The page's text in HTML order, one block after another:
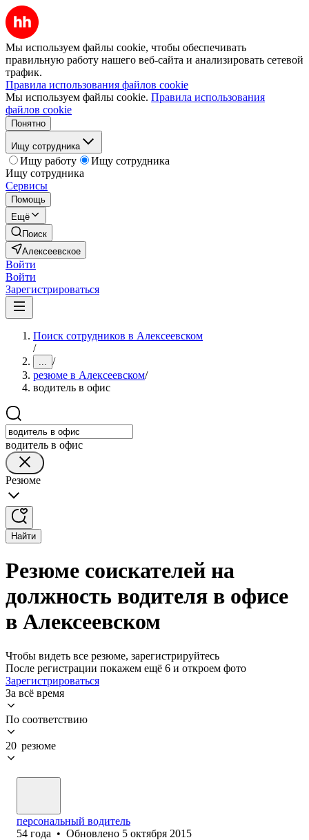
Мы используем файлы cookie, чтобы обеспечивать
правильную работу нашего веб-сайта и анализировать сетевой
трафик.
Правила использования файлов cookie
Мы используем файлы cookie. Правила использования
файлов cookie
Понятно
Ищу сотрудника
Ищу работу
Ищу сотрудника
Ищу сотрудника
Сервисы
Помощь
Ещё
Поиск
Алексеевское
Войти
Войти
Зарегистрироваться
Поиск сотрудников в Алексеевском
/
... /
резюме в Алексеевском/
водитель в офис
водитель в офис
Резюме
Найти
Резюме соискателей на
должность водителя в офисе
в Алексеевском
Чтобы видеть все резюме, зарегистрируйтесь
После регистрации покажем ещё 6 и откроем фото
Зарегистрироваться
За всё время
По соответствию
20 резюме
персональный водитель
54 года • Обновлено 5 октября 2015